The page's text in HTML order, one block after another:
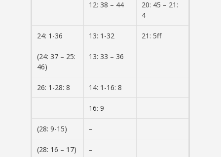
12: 38 – 44
20: 45 – 21:
4
24: 1-36 13: 1-32 21: 5ff
(24: 37 – 25:
46)
13: 33 – 36
26: 1-28: 8 14: 1-16: 8
16: 9
(28: 9-15) –
(28: 16 – 17) –